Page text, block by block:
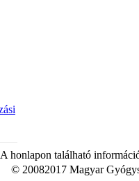
A honlapon található
© 20082017 Magyar